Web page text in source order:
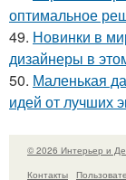
оптимальное
49. Новинки в
дизайнеры в
50. Маленькая
идей от лучших
© 2026 Интерьер и
Контакты